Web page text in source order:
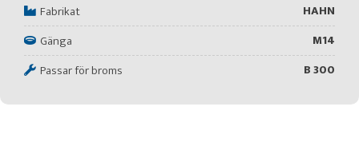
Fabrikat
HAHN
Gänga
M14
Passar för broms
B 300